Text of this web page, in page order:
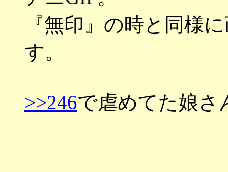
『無印』の時と同様
す。
>>246で虐めてた娘さ